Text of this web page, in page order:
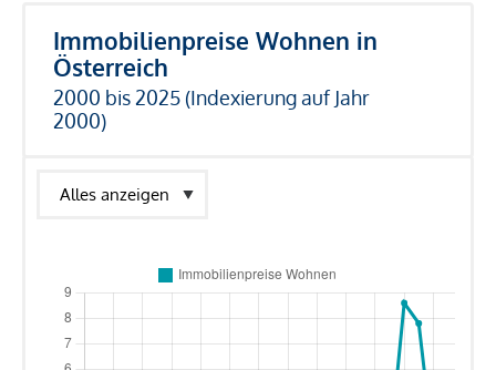
Immobilienpreise Wohnen in
Österreich
2000 bis 2025 (Indexierung auf Jahr
2000)